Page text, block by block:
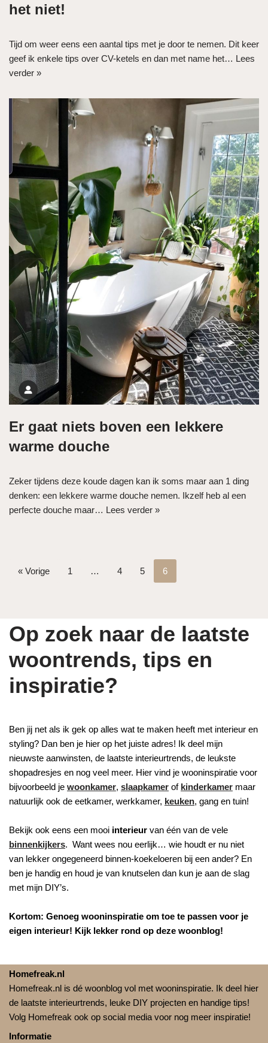
het niet!
Tijd om weer eens een aantal tips met je door te nemen. Dit keer
geef ik enkele tips over CV-ketels en dan met name het… Lees
verder »
Er gaat niets boven een lekkere
warme douche
Zeker tijdens deze koude dagen kan ik soms maar aan 1 ding
denken: een lekkere warme douche nemen. Ikzelf heb al een
perfecte douche maar… Lees verder »
« Vorige 1 … 4 5 6
Op zoek naar de laatste
woontrends, tips en
inspiratie?
Ben jij net als ik gek op alles wat te maken heeft met interieur en
styling? Dan ben je hier op het juiste adres! Ik deel mijn
nieuwste aanwinsten, de laatste interieurtrends, de leukste
shopadresjes en nog veel meer. Hier vind je wooninspiratie voor
bijvoorbeeld je woonkamer, slaapkamer of kinderkamer maar
natuurlijk ook de eetkamer, werkkamer, keuken, gang en tuin!
Bekijk ook eens een mooi interieur van één van de vele
binnenkijkers. Want wees nou eerlijk… wie houdt er nu niet
van lekker ongegeneerd binnen-koekeloeren bij een ander? En
ben je handig en houd je van knutselen dan kun je aan de slag
met mijn DIY’s.
Kortom: Genoeg wooninspiratie om toe te passen voor je
eigen interieur! Kijk lekker rond op deze woonblog!
Homefreak.nl
Homefreak.nl is dé woonblog vol met wooninspiratie. Ik deel hier
de laatste interieurtrends, leuke DIY projecten en handige tips!
Volg Homefreak ook op social media voor nog meer inspiratie!
Informatie